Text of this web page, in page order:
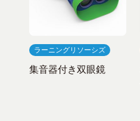
ラーニングリソーシズ
集音器付き双眼鏡